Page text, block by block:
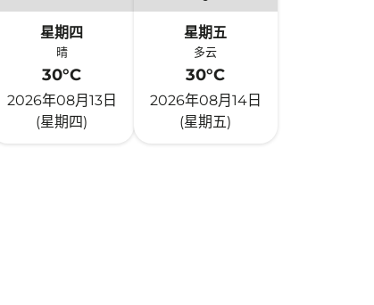
星期四
晴
30°C
2026年08月13日
(星期四)
星期五
多云
30°C
2026年08月14日
(星期五)